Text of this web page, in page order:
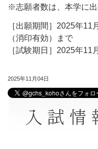
※志願者数は、本学に出
［出願期間］2025年11
（消印有効）まで
［試験期日］2025年11
2025年11月04日